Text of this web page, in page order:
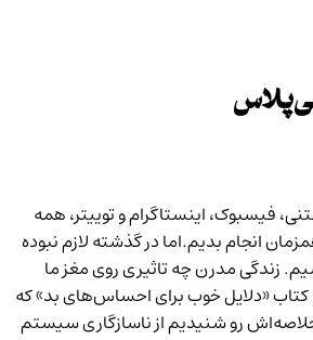
فیسبوک، اینستاگرام و توییتر، همه
انجام بدیم.اما در گذشته لازم نبوده
زندگی مدرن چه تاثیری روی مغز ما
کتاب «دلایل خوب برای احساس‌های بد» که
رو شنیدیم از ناسازگاری سیستم